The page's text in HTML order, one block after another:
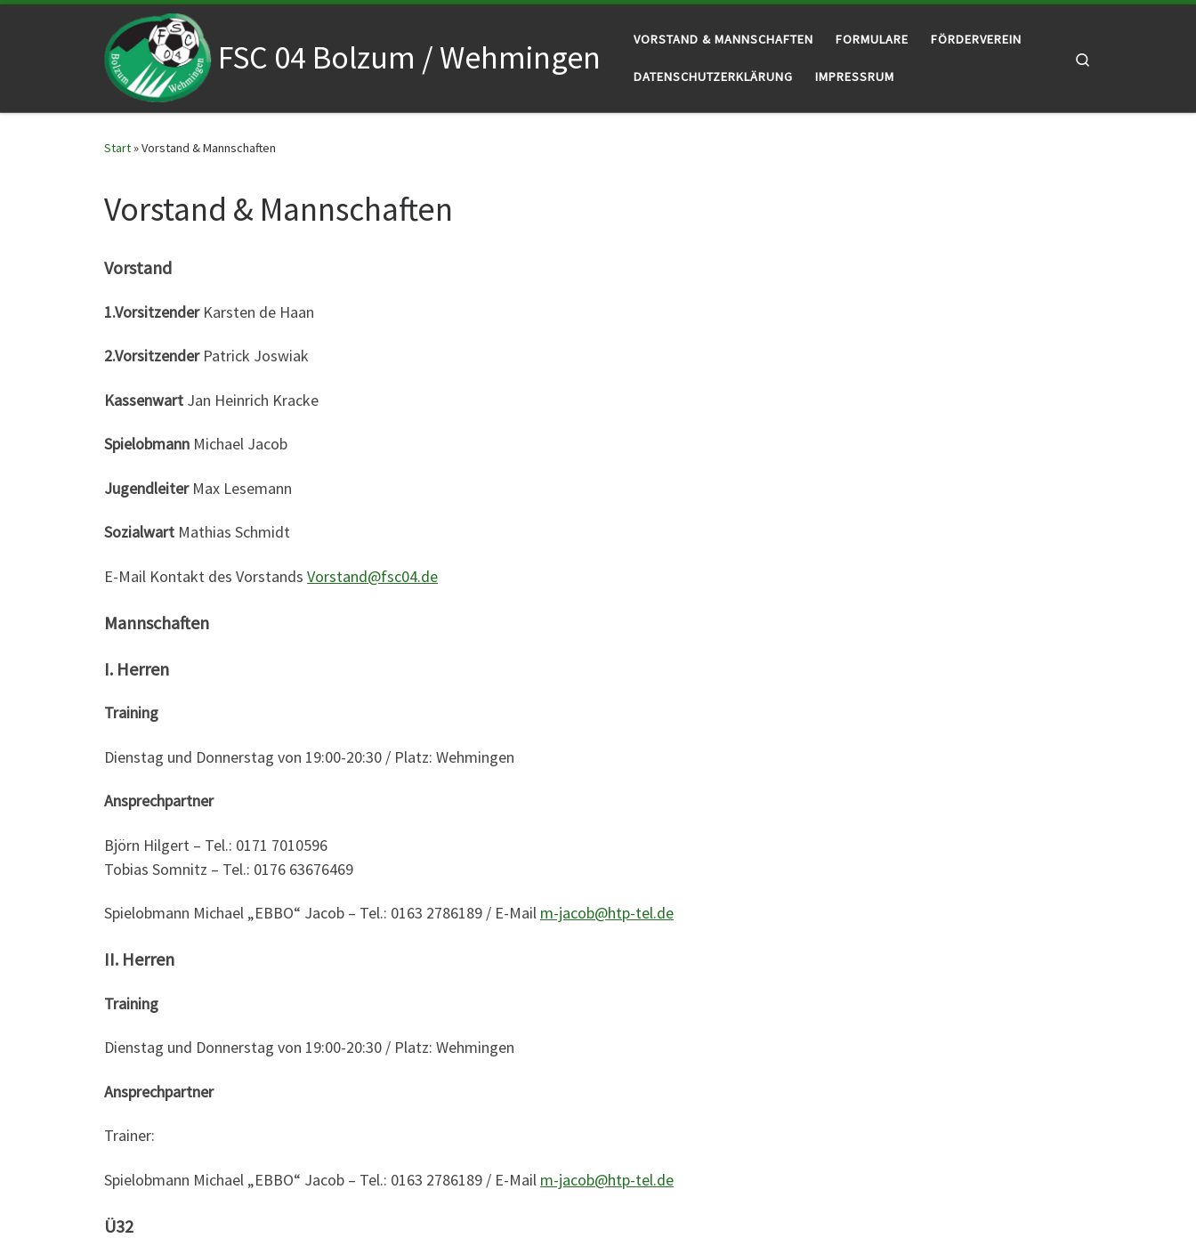
Zum Inhalt springen
FSC 04 Bolzum / Wehmingen VORSTAND & MANNSCHAFTEN FORMULARE FÖRDERVEREIN
DATENSCHUTZERKLÄRUNG IMPRESSRUM
Start»Vorstand & Mannschaften
Vorstand & Mannschaften
Vorstand
1.VorsitzenderKarsten de Haan
2.VorsitzenderPatrick Joswiak
Kassenwart Jan Heinrich Kracke
Spielobmann Michael Jacob
JugendleiterMax Lesemann
Sozialwart Mathias Schmidt
E-Mail Kontakt des Vorstands Vorstand@fsc04.de
Mannschaften
I. Herren
Training
Dienstag und Donnerstag von 19:00-20:30 / Platz: Wehmingen
Ansprechpartner
Björn Hilgert – Tel.: 0171 7010596
Tobias Somnitz – Tel.: 0176 63676469
Spielobmann Michael „EBBO“ Jacob – Tel.: 0163 2786189 / E-Mail m-jacob@htp-tel.de
II. Herren
Training
Dienstag und Donnerstag von 19:00-20:30 / Platz: Wehmingen
Ansprechpartner
Trainer:
Spielobmann Michael „EBBO“ Jacob – Tel.: 0163 2786189 / E-Mail m-jacob@htp-tel.de
Ü32